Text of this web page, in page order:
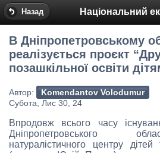
Назад
В Дніпропетровському
реалізується проєкт
позашкільної освіти
Автор:
Komendantov Volodumur
Субота, Лис 30, 24
Впродовж всього часу
Дніпропетровського
натуралістичного центру дітей